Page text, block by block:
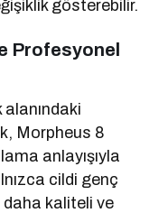
gösterebilir.
Profesyonel
Morpheus 8
anlayışıyla
cildi genç
daha kaliteli ve